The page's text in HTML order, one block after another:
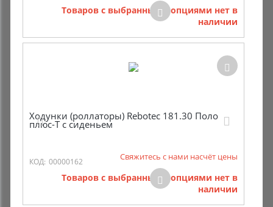
Товаров с выбранными опциями нет в
наличии
Ходунки (роллаторы) Rebotec 181.30 Поло
плюс-Т с сиденьем
КОД: 00000162 Свяжитесь с нами насчёт цены
Товаров с выбранными опциями нет в
наличии